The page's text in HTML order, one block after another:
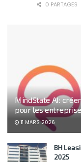
0 PARTAGES
MindState AI:
pour les
11 MARS 2026
BH
2025